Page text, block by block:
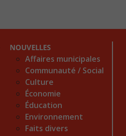
NOUVELLES
Affaires municipales
Communauté / Social
Culture
Économie
Éducation
Environnement
Faits divers